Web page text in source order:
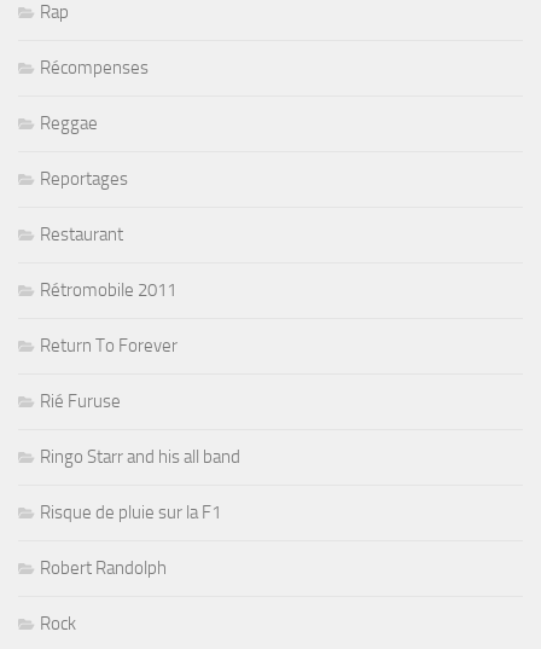
Rap
Récompenses
Reggae
Reportages
Restaurant
Rétromobile 2011
Return To Forever
Rié Furuse
Ringo Starr and his all band
Risque de pluie sur la F1
Robert Randolph
Rock